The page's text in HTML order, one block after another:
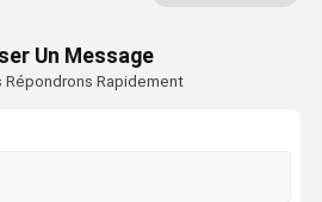
Un Message
Répondrons Rapidement